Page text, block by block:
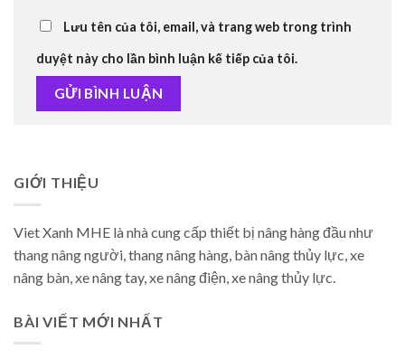
Lưu tên của tôi, email, và trang web trong trình
duyệt này cho lần bình luận kế tiếp của tôi.
GIỚI THIỆU
Viet Xanh MHE là nhà cung cấp thiết bị nâng hàng đầu như
thang nâng người, thang nâng hàng, bàn nâng thủy lực, xe
nâng bàn, xe nâng tay, xe nâng điện, xe nâng thủy lực.
BÀI VIẾT MỚI NHẤT